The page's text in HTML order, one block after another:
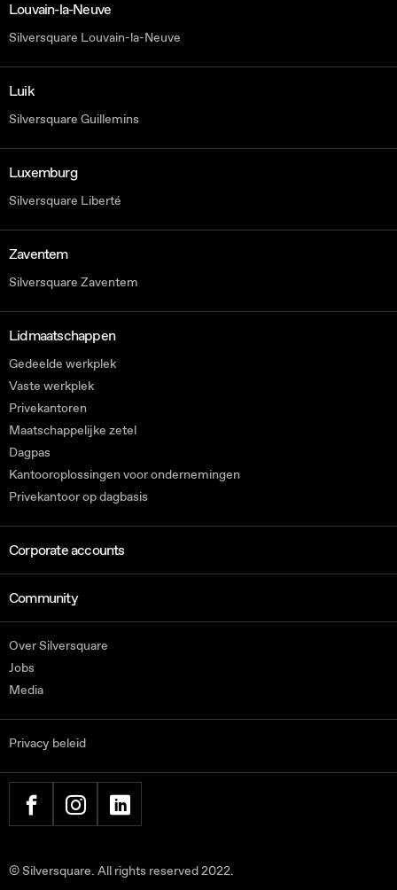
Louvain-la-Neuve
Silversquare Louvain-la-Neuve
Luik
Silversquare Guillemins
Luxemburg
Silversquare Liberté
Zaventem
Silversquare Zaventem
Lidmaatschappen
Gedeelde werkplek
Vaste werkplek
Privekantoren
Maatschappelijke zetel
Dagpas
Kantooroplossingen voor ondernemingen
Privekantoor op dagbasis
Corporate accounts
Community
Over Silversquare
Jobs
Media
Privacy beleid
© Silversquare. All rights reserved 2022.
FACEBOOKINSTAGRAMLINKEDIN